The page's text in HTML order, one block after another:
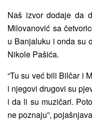
Naš izvor dodaje da
Milovanović sa
u Banjaluku i onda su
Nikole Pašića.
“Tu su već bili Bilčar i
i njegovi drugovi su
i da li su muzičari.
ne poznaju”,